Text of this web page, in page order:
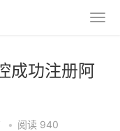
成功注册阿
• 阅读 940